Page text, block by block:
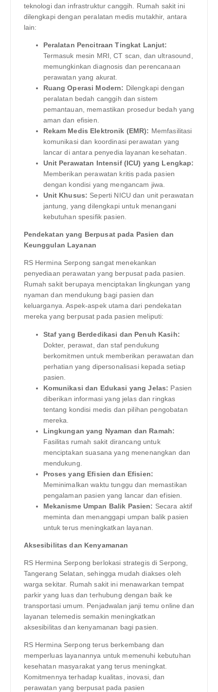
teknologi dan infrastruktur canggih. Rumah sakit ini
dilengkapi dengan peralatan medis mutakhir, antara
lain:
Peralatan Pencitraan Tingkat Lanjut:
Termasuk mesin MRI, CT scan, dan ultrasound,
memungkinkan diagnosis dan perencanaan
perawatan yang akurat.
Ruang Operasi Modern: Dilengkapi dengan
peralatan bedah canggih dan sistem
pemantauan, memastikan prosedur bedah yang
aman dan efisien.
Rekam Medis Elektronik (EMR): Memfasilitasi
komunikasi dan koordinasi perawatan yang
lancar di antara penyedia layanan kesehatan.
Unit Perawatan Intensif (ICU) yang Lengkap:
Memberikan perawatan kritis pada pasien
dengan kondisi yang mengancam jiwa.
Unit Khusus: Seperti NICU dan unit perawatan
jantung, yang dilengkapi untuk menangani
kebutuhan spesifik pasien.
Pendekatan yang Berpusat pada Pasien dan
Keunggulan Layanan
RS Hermina Serpong sangat menekankan
penyediaan perawatan yang berpusat pada pasien.
Rumah sakit berupaya menciptakan lingkungan yang
nyaman dan mendukung bagi pasien dan
keluarganya. Aspek-aspek utama dari pendekatan
mereka yang berpusat pada pasien meliputi:
Staf yang Berdedikasi dan Penuh Kasih:
Dokter, perawat, dan staf pendukung
berkomitmen untuk memberikan perawatan dan
perhatian yang dipersonalisasi kepada setiap
pasien.
Komunikasi dan Edukasi yang Jelas: Pasien
diberikan informasi yang jelas dan ringkas
tentang kondisi medis dan pilihan pengobatan
mereka.
Lingkungan yang Nyaman dan Ramah:
Fasilitas rumah sakit dirancang untuk
menciptakan suasana yang menenangkan dan
mendukung.
Proses yang Efisien dan Efisien:
Meminimalkan waktu tunggu dan memastikan
pengalaman pasien yang lancar dan efisien.
Mekanisme Umpan Balik Pasien: Secara aktif
meminta dan menanggapi umpan balik pasien
untuk terus meningkatkan layanan.
Aksesibilitas dan Kenyamanan
RS Hermina Serpong berlokasi strategis di Serpong,
Tangerang Selatan, sehingga mudah diakses oleh
warga sekitar. Rumah sakit ini menawarkan tempat
parkir yang luas dan terhubung dengan baik ke
transportasi umum. Penjadwalan janji temu online dan
layanan telemedis semakin meningkatkan
aksesibilitas dan kenyamanan bagi pasien.
RS Hermina Serpong terus berkembang dan
memperluas layanannya untuk memenuhi kebutuhan
kesehatan masyarakat yang terus meningkat.
Komitmennya terhadap kualitas, inovasi, dan
perawatan yang berpusat pada pasien